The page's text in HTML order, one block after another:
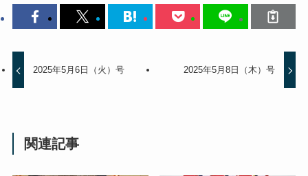
2025年5月6日（火）号 2025年5月8日（木）号
関連記事